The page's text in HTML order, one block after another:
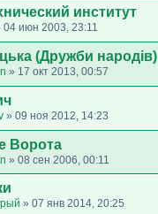
институт
04 июн 2003, 23:11
(Дружби народів)
» 17 окт 2013, 00:57
» 09 ноя 2012, 14:23
Ворота
» 08 сен 2006, 00:11
» 07 янв 2014, 20:25